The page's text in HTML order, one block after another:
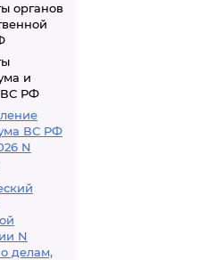
органов
и
ВС РФ
ВС РФ
N
N
делам,